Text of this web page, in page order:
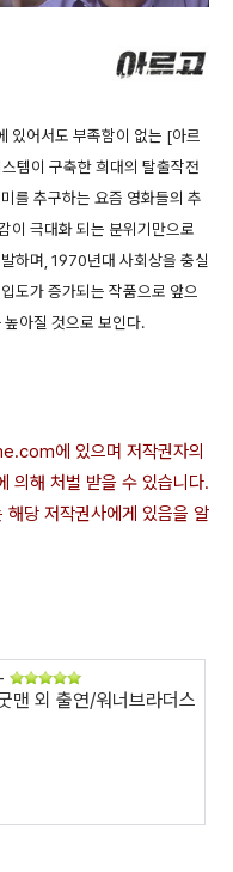
있어서도 부족함이 없는 [아르
템이 구축한 희대의 탈출작전
를 추구하는 요즘 영화들의 추
이 극대화 되는 분위기만으로
하며, 1970년대 사회상을 충실
도가 증가되는 작품으로 앞으
아질 것으로 보인다.
에 있으며 저작권자의
의해 처벌 받을 수 있습니다.
해당 저작권사에게 있음을 알
맨 외 출연/워너브라더스